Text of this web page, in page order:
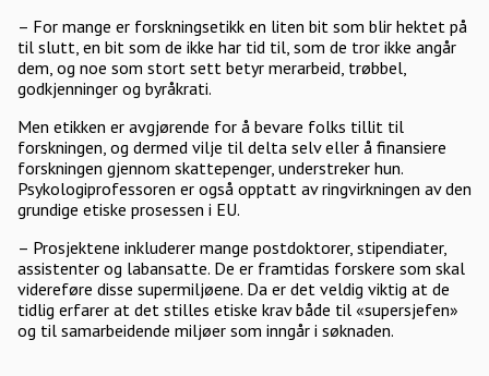
– For mange er forskningsetikk en liten bit som blir hektet på
til slutt, en bit som de ikke har tid til, som de tror ikke angår
dem, og noe som stort sett betyr merarbeid, trøbbel,
godkjenninger og byråkrati.
Men etikken er avgjørende for å bevare folks tillit til
forskningen, og dermed vilje til delta selv eller å finansiere
forskningen gjennom skattepenger, understreker hun.
Psykologiprofessoren er også opptatt av ringvirkningen av den
grundige etiske prosessen i EU.
– Prosjektene inkluderer mange postdoktorer, stipendiater,
assistenter og labansatte. De er framtidas forskere som skal
videreføre disse supermiljøene. Da er det veldig viktig at de
tidlig erfarer at det stilles etiske krav både til «supersjefen»
og til samarbeidende miljøer som inngår i søknaden.